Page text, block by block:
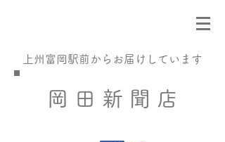
​上州富岡駅前からお届けしています
​岡 田 新 聞 店